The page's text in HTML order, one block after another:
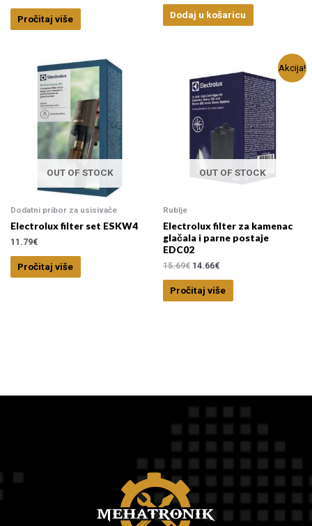
Pročitaj više Dodaj u košaricu
OUT OF STOCK
Dodatni pribor za usisivače
Electrolux filter set ESKW4
11.79€
Pročitaj više
Akcija!
OUT OF STOCK
Rublje
Electrolux filter za kamenac
glačala i parne postaje
EDC02
15.69€ 14.66€
Pročitaj više